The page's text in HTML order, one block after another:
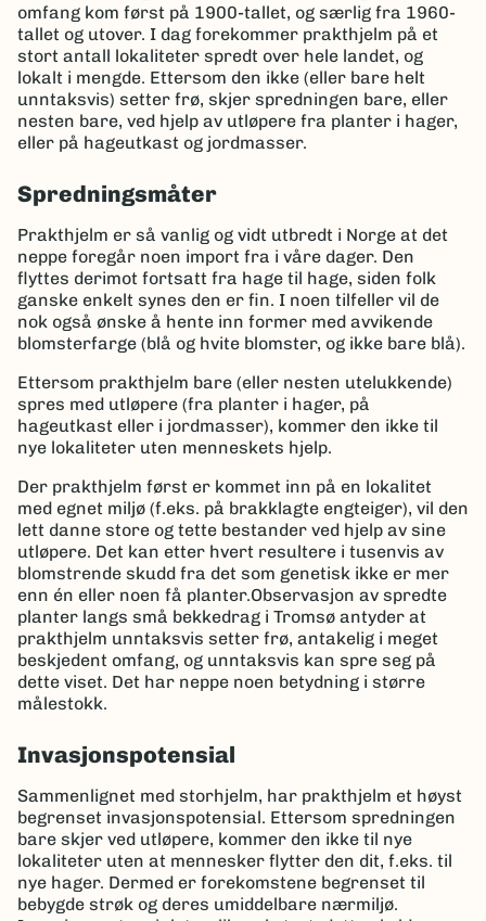
omfang kom først på 1900-tallet, og særlig fra 1960-
tallet og utover. I dag forekommer prakthjelm på et
stort antall lokaliteter spredt over hele landet, og
lokalt i mengde. Ettersom den ikke (eller bare helt
unntaksvis) setter frø, skjer spredningen bare, eller
nesten bare, ved hjelp av utløpere fra planter i hager,
eller på hageutkast og jordmasser.
Spredningsmåter
Prakthjelm er så vanlig og vidt utbredt i Norge at det
neppe foregår noen import fra i våre dager. Den
flyttes derimot fortsatt fra hage til hage, siden folk
ganske enkelt synes den er fin. I noen tilfeller vil de
nok også ønske å hente inn former med avvikende
blomsterfarge (blå og hvite blomster, og ikke bare blå).
Ettersom prakthjelm bare (eller nesten utelukkende)
spres med utløpere (fra planter i hager, på
hageutkast eller i jordmasser), kommer den ikke til
nye lokaliteter uten menneskets hjelp.
Der prakthjelm først er kommet inn på en lokalitet
med egnet miljø (f.eks. på brakklagte engteiger), vil den
lett danne store og tette bestander ved hjelp av sine
utløpere. Det kan etter hvert resultere i tusenvis av
blomstrende skudd fra det som genetisk ikke er mer
enn én eller noen få planter.Observasjon av spredte
planter langs små bekkedrag i Tromsø antyder at
prakthjelm unntaksvis setter frø, antakelig i meget
beskjedent omfang, og unntaksvis kan spre seg på
dette viset. Det har neppe noen betydning i større
målestokk.
Invasjonspotensial
Sammenlignet med storhjelm, har prakthjelm et høyst
begrenset invasjonspotensial. Ettersom spredningen
bare skjer ved utløpere, kommer den ikke til nye
lokaliteter uten at mennesker flytter den dit, f.eks. til
nye hager. Dermed er forekomstene begrenset til
bebygde strøk og deres umiddelbare nærmiljø.